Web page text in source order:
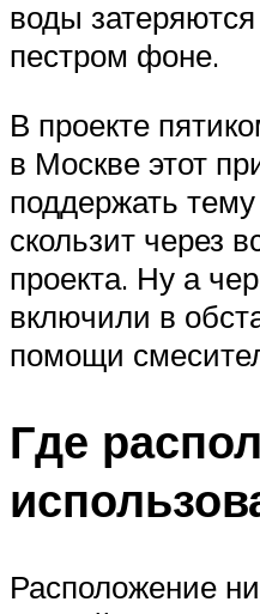
воды
пестром фоне.
В проекте
в Москве этот
поддержать
скользит через
проекта. Ну а
включили в
помощи
Где
Расположение